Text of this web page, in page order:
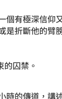
個有極深信仰
折斷他的臂
囚禁。
時的傳道，講